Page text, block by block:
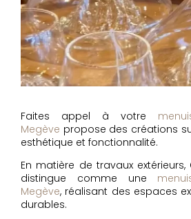
Faites appel à votre
Megève propose des créations
esthétique et fonctionnalité.
En matière de travaux extérieurs,
distingue comme une
Megève, réalisant des espaces
durables.